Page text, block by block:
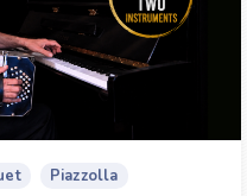
Piazzolla